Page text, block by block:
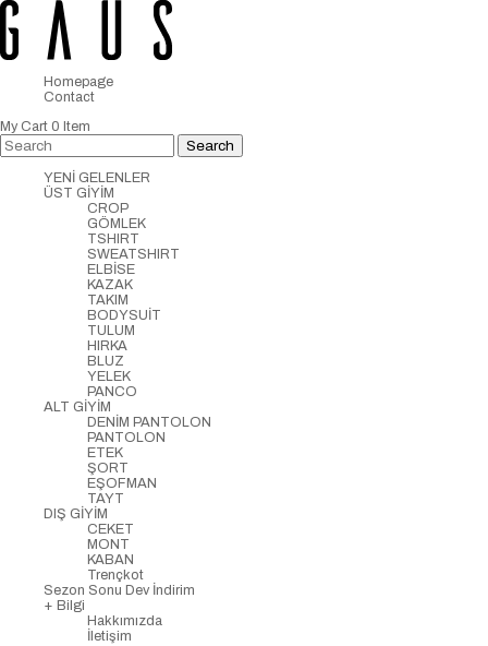
Homepage
Contact
My Cart 0 Item
YENİ GELENLER
ÜST GİYİM
CROP
GÖMLEK
TSHIRT
SWEATSHIRT
ELBİSE
KAZAK
TAKIM
BODYSUİT
TULUM
HIRKA
BLUZ
YELEK
PANCO
ALT GİYİM
DENİM PANTOLON
PANTOLON
ETEK
ŞORT
EŞOFMAN
TAYT
DIŞ GİYİM
CEKET
MONT
KABAN
Trençkot
Sezon Sonu Dev İndirim
+ Bilgi
Hakkımızda
İletişim